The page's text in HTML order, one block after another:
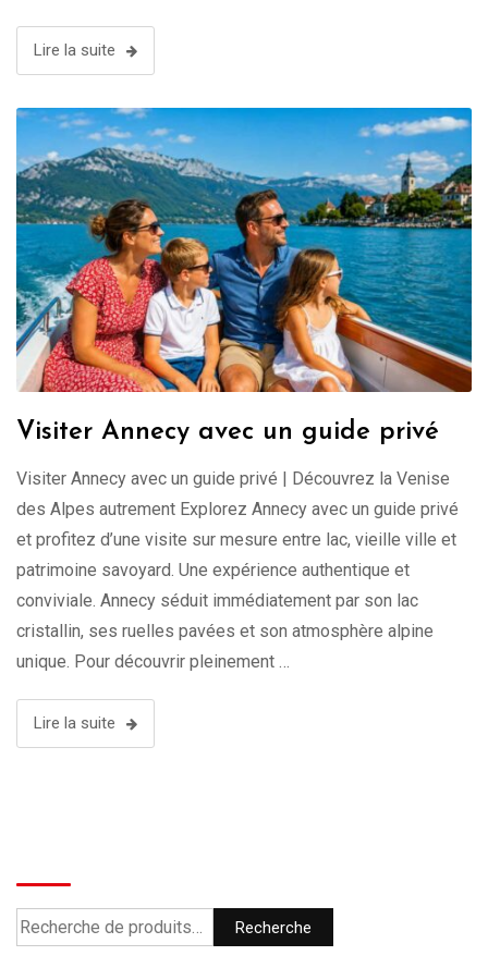
Lire la suite
Visiter Annecy avec un guide privé
Visiter Annecy avec un guide privé | Découvrez la Venise
des Alpes autrement Explorez Annecy avec un guide privé
et profitez d’une visite sur mesure entre lac, vieille ville et
patrimoine savoyard. Une expérience authentique et
conviviale. Annecy séduit immédiatement par son lac
cristallin, ses ruelles pavées et son atmosphère alpine
unique. Pour découvrir pleinement …
Lire la suite
Recherche